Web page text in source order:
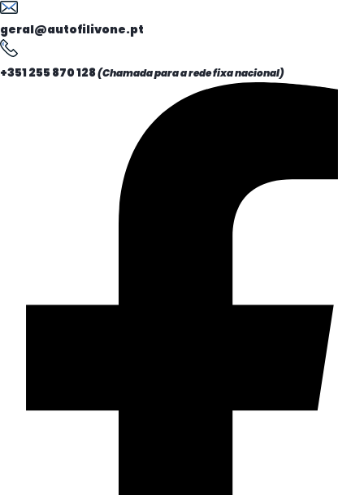
geral@autofilivone.pt
+351 255 870 128(Chamada para a rede fixa nacional)